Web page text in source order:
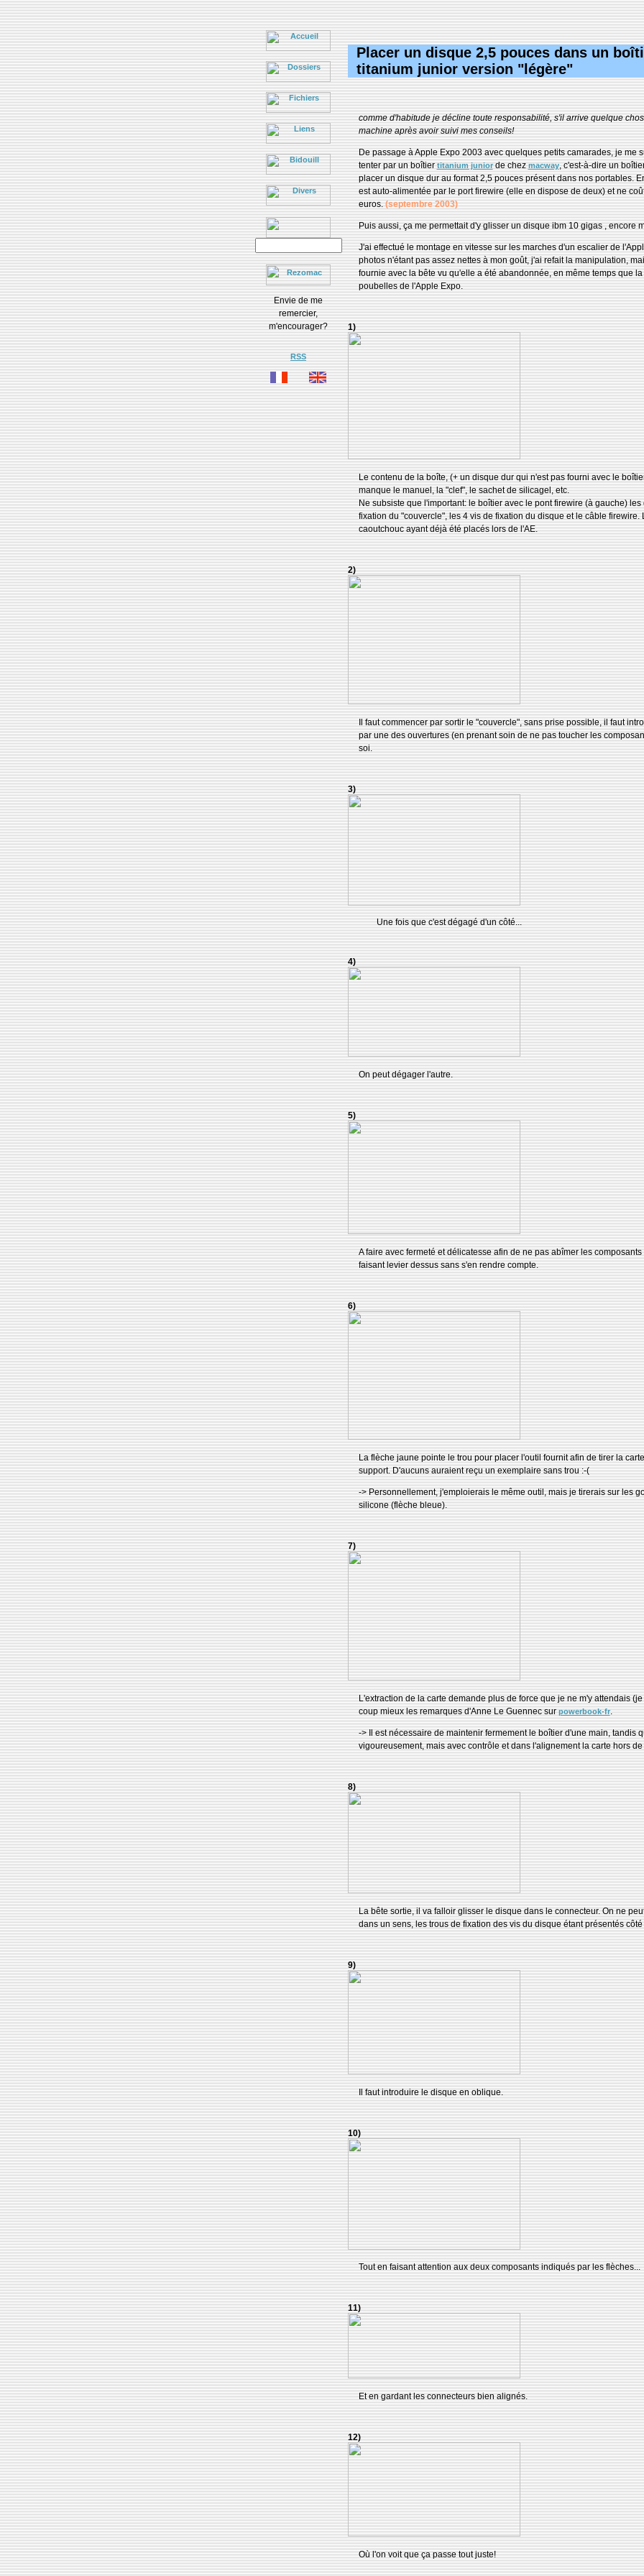
Envie de me
remercier,
m'encourager?
RSS
Placer un disque 2,5 pouces dans un
titanium junior version "légère"
comme d'habitude je décline toute responsabilité, s'il arrive quelque
machine après avoir suivi mes conseils!
De passage à Apple Expo 2003 avec quelques petits camarades, je me
tenter par un boîtiertitanium juniorde chezmacway, c'est-à-dire un
placer un disque dur au format 2,5 pouces présent dans nos portables.
est auto-alimentée par le port firewire (elle en dispose de deux) et ne
euros.(septembre 2003)
Puis aussi, ça me permettait d'y glisser un disque ibm 10 gigas , encore
J'ai effectué le montage en vitesse sur les marches d'un escalier de
photos n'étant pas assez nettes à mon goût, j'ai refait la manipulation,
fournie avec la bête vu qu'elle a été abandonnée, en même temps que
poubelles de l'Apple Expo.
1)
Le contenu de la boîte, (+ un disque dur qui n'est pas fourni avec le
manque le manuel, la "clef", le sachet de silicagel, etc.
Ne subsiste que l'important: le boîtier avec le pont firewire (à gauche) les
fixation du "couvercle", les 4 vis de fixation du disque et le câble firewire.
caoutchouc ayant déjà été placés lors de l'AE.
2)
Il faut commencer par sortir le "couvercle", sans prise possible, il faut
par une des ouvertures (en prenant soin de ne pas toucher les
soi.
3)
Une fois que c'est dégagé d'un côté...
4)
On peut dégager l'autre.
5)
A faire avec fermeté et délicatesse afin de ne pas abîmer les
faisant levier dessus sans s'en rendre compte.
6)
La flèche jaune pointe le trou pour placer l'outil fournit afin de tirer la
support. D'aucuns auraient reçu un exemplaire sans trou :-(
-> Personnellement, j'emploierais le même outil, mais je tirerais sur les
silicone (flèche bleue).
7)
L'extraction de la carte demande plus de force que je ne m'y attendais
coup mieux les remarques d'Anne Le Guennec surpowerbook-fr.
-> Il est nécessaire de maintenir fermement le boîtier d'une main, tandis
vigoureusement, mais avec contrôle et dans l'alignement la carte hors
8)
La bête sortie, il va falloir glisser le disque dans le connecteur. On ne
dans un sens, les trous de fixation des vis du disque étant présentés
9)
Il faut introduire le disque en oblique.
10)
Tout en faisant attention aux deux composants indiqués par les flèches...
11)
Et en gardant les connecteurs bien alignés.
12)
Où l'on voit que ça passe tout juste!